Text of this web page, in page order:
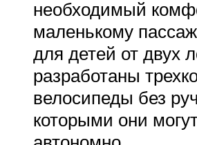
необходимый
маленькому
для детей от двух
разработаны
велосипеды без
которыми они